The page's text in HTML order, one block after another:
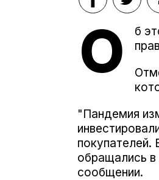
О б
"Пандемия
покупателей.
обращались в
сообщении.